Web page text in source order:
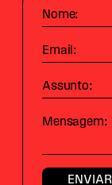
Nome:
Email:
Assunto:
Mensagem: